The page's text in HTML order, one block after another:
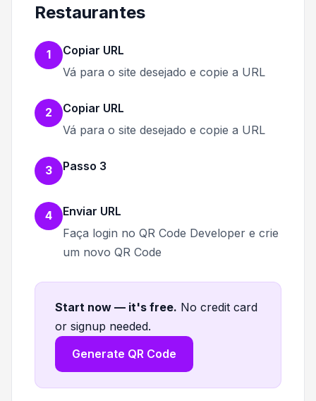
Restaurantes
1
Copiar URL
Vá para o site desejado e copie a URL
2
Copiar URL
Vá para o site desejado e copie a URL
3 Passo 3
4
Enviar URL
Faça login no QR Code Developer e crie
um novo QR Code
Start now — it's free. No credit card
or signup needed.
Generate QR Code